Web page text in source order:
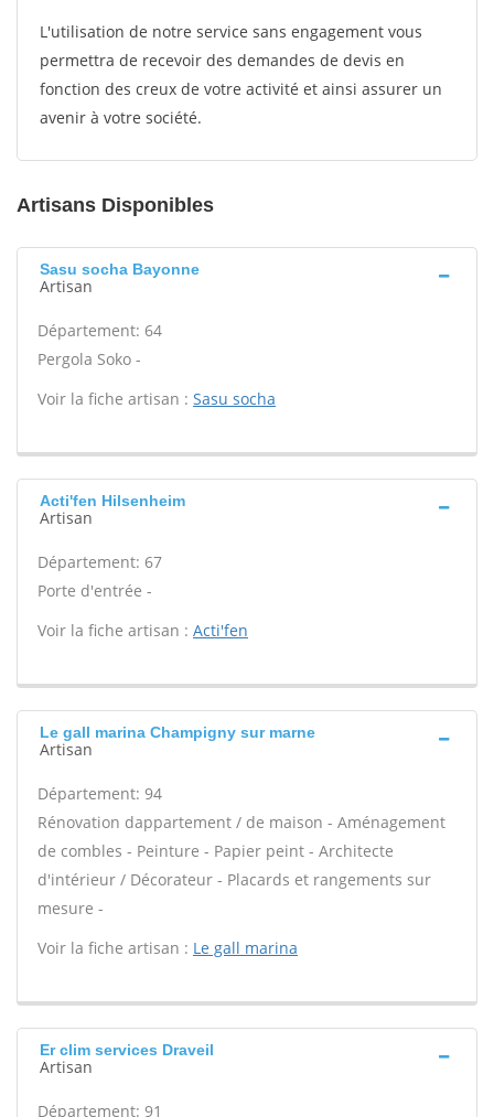
L'utilisation de notre service sans engagement vous
permettra de recevoir des demandes de devis en
fonction des creux de votre activité et ainsi assurer un
avenir à votre société.
Artisans Disponibles
Sasu socha Bayonne
Artisan
Département: 64
Pergola Soko -
Voir la fiche artisan : Sasu socha
Acti'fen Hilsenheim
Artisan
Département: 67
Porte d'entrée -
Voir la fiche artisan : Acti'fen
Le gall marina Champigny sur marne
Artisan
Département: 94
Rénovation dappartement / de maison - Aménagement
de combles - Peinture - Papier peint - Architecte
d'intérieur / Décorateur - Placards et rangements sur
mesure -
Voir la fiche artisan : Le gall marina
Er clim services Draveil
Artisan
Département: 91